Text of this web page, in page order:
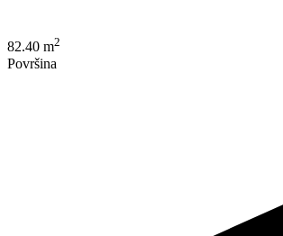
82.40 m2
Površina